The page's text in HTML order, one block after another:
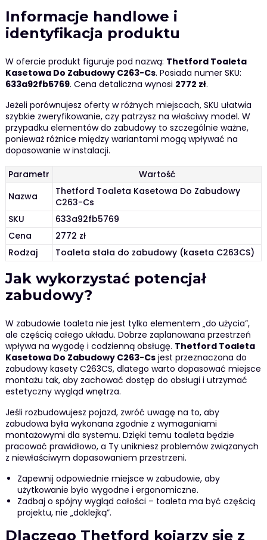
Informacje handlowe i
identyfikacja produktu
W ofercie produkt figuruje pod nazwą: Thetford Toaleta
Kasetowa Do Zabudowy C263-Cs. Posiada numer SKU:
633a92fb5769. Cena detaliczna wynosi 2772 zł.
Jeżeli porównujesz oferty w różnych miejscach, SKU ułatwia
szybkie zweryfikowanie, czy patrzysz na właściwy model. W
przypadku elementów do zabudowy to szczególnie ważne,
ponieważ różnice między wariantami mogą wpływać na
dopasowanie w instalacji.
Parametr
Wartość
Nazwa
Thetford Toaleta Kasetowa Do Zabudowy
C263-Cs
SKU
633a92fb5769
Cena
2772 zł
Rodzaj
Toaleta stała do zabudowy (kaseta C263CS)
Jak wykorzystać potencjał
zabudowy?
W zabudowie toaleta nie jest tylko elementem „do użycia”,
ale częścią całego układu. Dobrze zaplanowana przestrzeń
wpływa na wygodę i codzienną obsługę. Thetford Toaleta
Kasetowa Do Zabudowy C263-Csjest przeznaczona do
zabudowy kasety C263CS, dlatego warto dopasować miejsce
montażu tak, aby zachować dostęp do obsługi i utrzymać
estetyczny wygląd wnętrza.
Jeśli rozbudowujesz pojazd, zwróć uwagę na to, aby
zabudowa była wykonana zgodnie z wymaganiami
montażowymi dla systemu. Dzięki temu toaleta będzie
pracować prawidłowo, a Ty unikniesz problemów związanych
z niewłaściwym dopasowaniem przestrzeni.
Zapewnij odpowiednie miejsce w zabudowie, aby
użytkowanie było wygodne i ergonomiczne.
Zadbaj o spójny wygląd całości – toaleta ma być częścią
projektu, nie „doklejką”.
Dlaczego Thetford kojarzy się z